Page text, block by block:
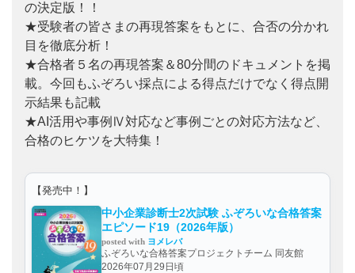
の決定版！！
★受験者の皆さまの再現答案をもとに、合否の分かれ
目を徹底分析！
★合格者５名の再現答案＆80分間のドキュメントを掲
載。今回もふぞろい採点による得点だけでなく得点開
示結果も記載
★AI活用や事例Ⅳ対応など事例ごとの対応方法など、
合格のヒケツを大特集！
【発売中！】
中小企業診断士2次試験 ふぞろいな合格答案
エピソード19（2026年版）
posted with ヨメレバ
ふぞろいな合格答案プロジェクトチーム 同友館
2026年07月29日頃